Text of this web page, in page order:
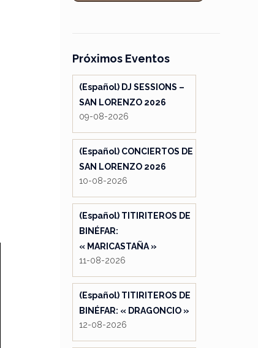
Próximos Eventos
(Español) DJ SESSIONS –
SAN LORENZO 2026
09-08-2026
(Español) CONCIERTOS DE
SAN LORENZO 2026
10-08-2026
(Español) TITIRITEROS DE
BINÉFAR:
« MARICASTAÑA »
11-08-2026
(Español) TITIRITEROS DE
BINÉFAR: « DRAGONCIO »
12-08-2026